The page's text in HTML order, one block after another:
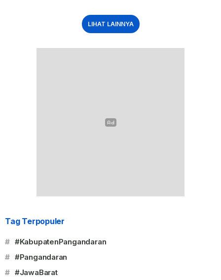
LIHAT LAINNYA
Tag Terpopuler
# #KabupatenPangandaran
# #Pangandaran
# #JawaBarat